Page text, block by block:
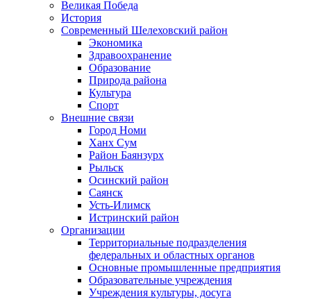
Великая Победа
История
Современный Шелеховский район
Экономика
Здравоохранение
Образование
Природа района
Культура
Спорт
Внешние связи
Город Номи
Ханх Сум
Район Баянзурх
Рыльск
Осинский район
Саянск
Усть-Илимск
Истринский район
Организации
Территориальные подразделения
федеральных и областных органов
Основные промышленные предприятия
Образовательные учреждения
Учреждения культуры, досуга